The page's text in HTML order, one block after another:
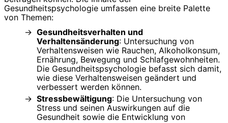
Gesundheitspsychologie umfassen eine breite Palette
von Themen:
Gesundheitsverhalten und
Verhaltensänderung: Untersuchung von
Verhaltensweisen wie Rauchen, Alkoholkonsum,
Ernährung, Bewegung und Schlafgewohnheiten.
Die Gesundheitspsychologie befasst sich damit,
wie diese Verhaltensweisen geändert und
verbessert werden können.
Stressbewältigung: Die Untersuchung von
Stress und seinen Auswirkungen auf die
Gesundheit sowie die Entwicklung von